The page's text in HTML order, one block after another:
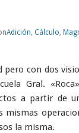
Adición,Cálculo,
con dos
Gral.
a partir de
mismas
la misma.